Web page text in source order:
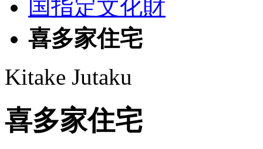
国指定文化財
喜多家住宅
Kitake Jutaku
喜多家住宅